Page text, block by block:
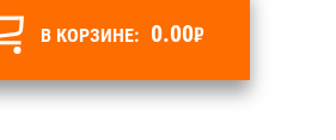
В КОРЗИНЕ: 0.00₽